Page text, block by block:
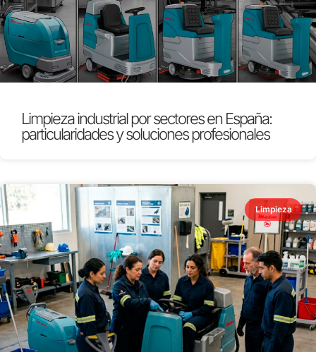
Limpieza industrial por sectores en España:
particularidades y soluciones profesionales
Limpieza